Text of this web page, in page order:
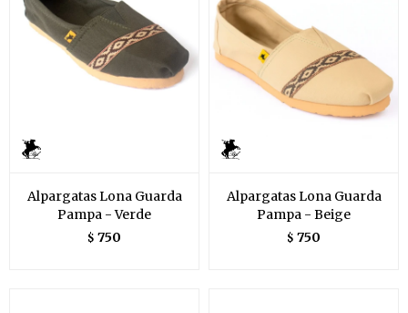
Alpargatas Lona Guarda
Pampa - Verde
$ 750
Alpargatas Lona Guarda
Pampa - Beige
$ 750